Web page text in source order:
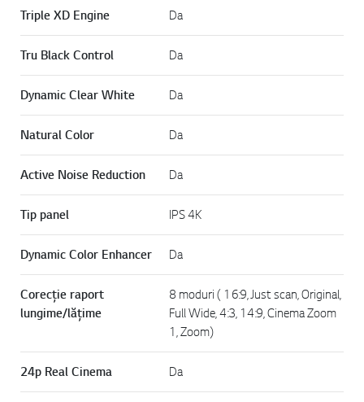
Triple XD Engine Da
Tru Black Control Da
Dynamic Clear White Da
Natural Color Da
Active Noise Reduction Da
Tip panel IPS 4K
Dynamic Color Enhancer Da
Corecţie raport
lungime/lăţime
8 moduri ( 16:9, Just scan, Original,
Full Wide, 4:3, 14:9, Cinema Zoom
1, Zoom)
24p Real Cinema Da